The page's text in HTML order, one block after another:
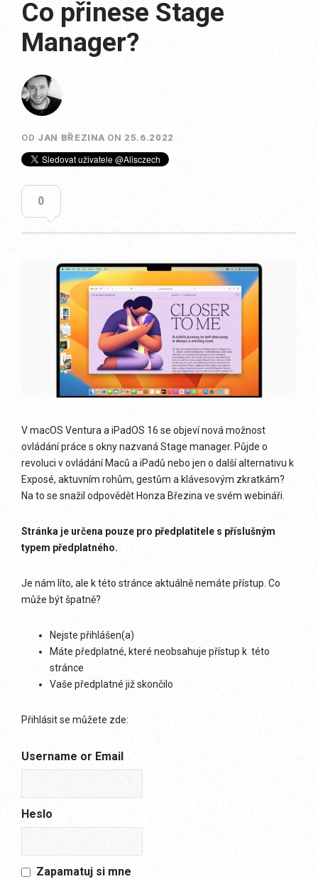
Co přinese Stage
Manager?
OD JAN BŘEZINA ON 25.6.2022
0
V macOS Ventura a iPadOS 16 se objeví nová možnost
ovládání práce s okny nazvaná Stage manager. Půjde o
revoluci v ovládání Maců a iPadů nebo jen o další alternativu k
Exposé, aktuvním rohům, gestům a klávesovým zkratkám?
Na to se snažil odpovědět Honza Březina ve svém webináři.
Stránka je určena pouze pro předplatitele s příslušným
typem předplatného.
Je nám líto, ale k této stránce aktuálně nemáte přístup. Co
může být špatně?
Nejste přihlášen(a)
Máte předplatné, které neobsahuje přístup k této
stránce
Vaše předplatné již skončilo
Přihlásit se můžete zde:
Username or Email
Heslo
Zapamatuj si mne